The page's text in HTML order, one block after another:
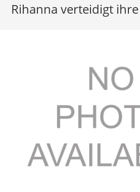
Rihanna verteidigt